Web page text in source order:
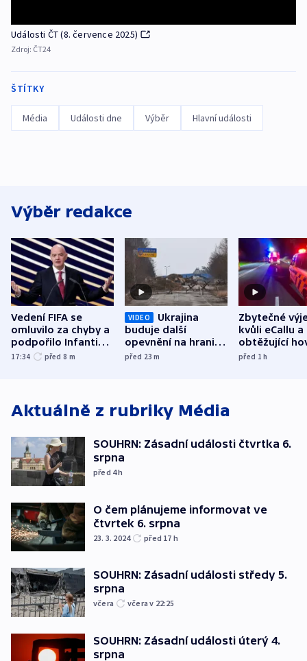
Události ČT (8. července 2025)
Zdroj: ČT24
ŠTÍTKY
Média Události dne Výběr Hlavní události
Výběr redakce
Vedení FIFA se
omluvilo za chyby a
podpořilo Infantina.
UEFA trvá na
17:34 před 8 m
VIDEO
Ukrajina
buduje další
opevnění na hranici
s Běloruskem
před 23m
Zbytečné
kvůli eCallu a
obtěžující
zdržují
před 1h
Aktuálně z rubriky Média
SOUHRN: Zásadní události čtvrtka 6.
srpna
před 4h
O čem plánujeme informovat ve
čtvrtek 6. srpna
23. 3. 2024 před 17 h
SOUHRN: Zásadní události středy 5.
srpna
včera včera v 22:25
SOUHRN: Zásadní události úterý 4.
srpna